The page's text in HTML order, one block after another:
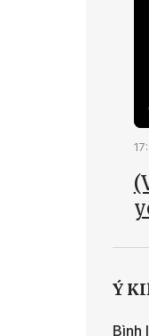
Ý
Bình